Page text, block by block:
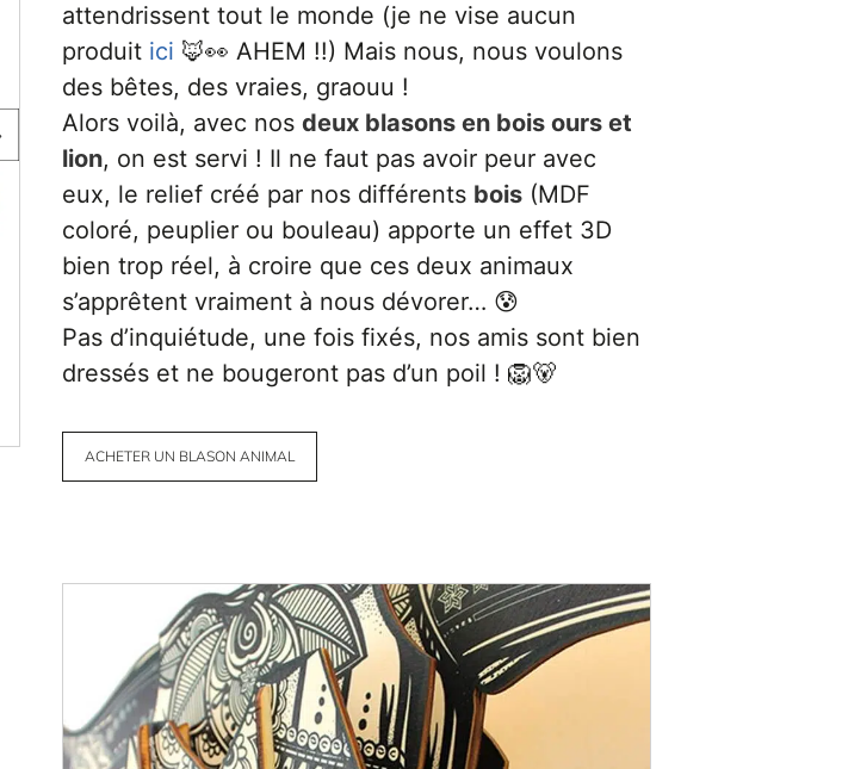
attendrissent tout le monde (je ne vise aucun
produit ici 🦊👀 AHEM !!) Mais nous, nous voulons
des bêtes, des vraies, graouu !
Alors voilà, avec nos deux blasons en bois ours et
lion, on est servi ! Il ne faut pas avoir peur avec
eux, le relief créé par nos différents bois(MDF
coloré, peuplier ou bouleau) apporte un effet 3D
bien trop réel, à croire que ces deux animaux
s’apprêtent vraiment à nous dévorer… 😰
Pas d’inquiétude, une fois fixés, nos amis sont bien
dressés et ne bougeront pas d’un poil ! 🦁🐻
ACHETER UN BLASON ANIMAL